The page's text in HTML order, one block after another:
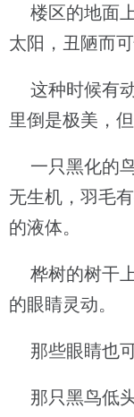
楼区的地面
太阳，丑陋而
这种时候有
里倒是极美，
一只黑化的
无生机，羽毛
的液体。
桦树的树干
的眼睛灵动。
那些眼睛也可
那只黑鸟低